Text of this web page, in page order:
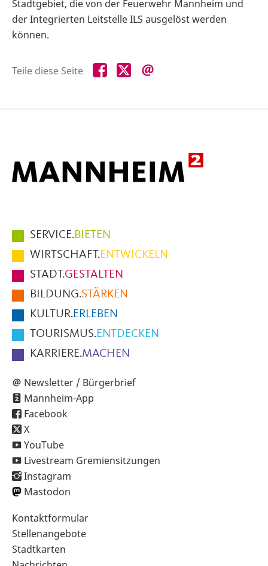
Stadtgebiet, die von der Feuerwehr Mannheim und
der Integrierten Leitstelle ILS ausgelöst werden
können.
Teile diese Seite Teile
diese
Teile
diese
Hauptmenüpunkte
im
Fußbereich
der
Seite
SERVICE.BIETEN
WIRTSCHAFT.ENTWICKELN
STADT.GESTALTEN
BILDUNG.STÄRKEN
KULTUR.ERLEBEN
TOURISMUS.ENTDECKEN
KARRIERE.MACHEN
Newsletter / Bürgerbrief
Mannheim-App
Facebook
X
YouTube
Livestream Gremiensitzungen
Instagram
Mastodon
Sekundärnavigation
im
Fußbereich
Kontaktformular
Stellenangebote
Stadtkarten